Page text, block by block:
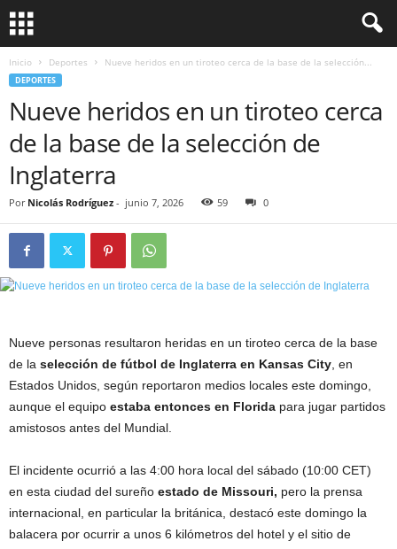
Inicio Deportes Nueve heridos en un tiroteo cerca de la base de la selección...
DEPORTES
Nueve heridos en un tiroteo cerca
de la base de la selección de
Inglaterra
Por Nicolás Rodríguez - junio 7, 2026 59 0
Nueve personas resultaron heridas en un tiroteo cerca de la base
de la selección de fútbol de Inglaterra en Kansas City , en
Estados Unidos, según reportaron medios locales este domingo,
aunque el equipo estaba entonces en Florida para jugar partidos
amistosos antes del Mundial.
El incidente ocurrió a las 4:00 hora local del sábado (10:00 CET)
en esta ciudad del sureño estado de Missouri, pero la prensa
internacional, en particular la británica, destacó este domingo la
balacera por ocurrir a unos 6 kilómetros del hotel y el sitio de